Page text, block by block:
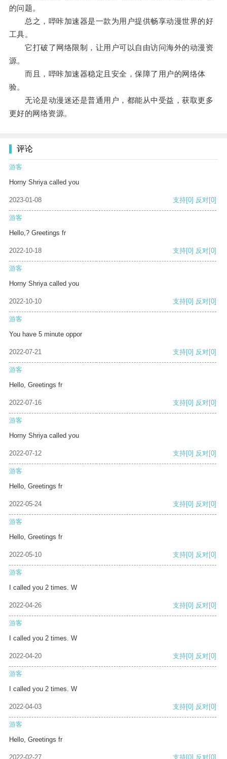
的问题。
总之，哔咔加速器是一款为用户提供畅享动漫世界的好
工具。
它打破了网络限制，让用户可以自由访问海外的动漫资
源。
而且，哔咔加速器稳定且安全，保障了用户的网络体
验。
无论是动漫迷还是普通用户，都能从中受益，获取更多
更好的网络资源。
评论
游客
Horny Shriya called you
2023-01-08 支持[0] 反对[0]
游客
Hello,? Greetings fr
2022-10-18 支持[0] 反对[0]
游客
Horny Shriya called you
2022-10-10 支持[0] 反对[0]
游客
You have 5 minute oppor
2022-07-21 支持[0] 反对[0]
游客
Hello, Greetings fr
2022-07-16 支持[0] 反对[0]
游客
Horny Shriya called you
2022-07-12 支持[0] 反对[0]
游客
Hello, Greetings fr
2022-05-24 支持[0] 反对[0]
游客
Hello, Greetings fr
2022-05-10 支持[0] 反对[0]
游客
I called you 2 times. W
2022-04-26 支持[0] 反对[0]
游客
I called you 2 times. W
2022-04-20 支持[0] 反对[0]
游客
I called you 2 times. W
2022-04-03 支持[0] 反对[0]
游客
Hello, Greetings fr
2022-02-27 支持[0] 反对[0]